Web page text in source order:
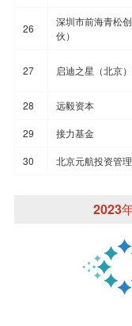
26
深圳市前海青松
伙）
27 启迪之星（北京
28 远毅资本
29 接力基金
30 北京元航投资管
2023